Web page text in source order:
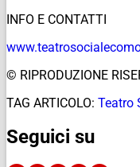
INFO E CONTATTI
© RIPRODUZIONE
TAG ARTICOLO: Teatro
Seguici su